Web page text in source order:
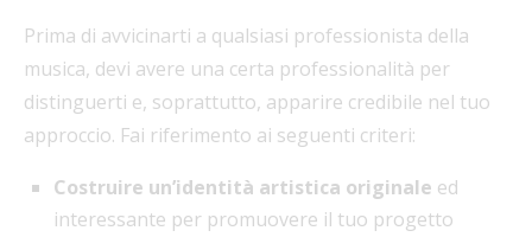
Prima di avvicinarti a qualsiasi professionista della
musica, devi avere una certa professionalità per
distinguerti e, soprattutto, apparire credibile nel tuo
approccio. Fai riferimento ai seguenti criteri:
Costruire un’identità artistica originale ed
interessante per promuovere il tuo progetto